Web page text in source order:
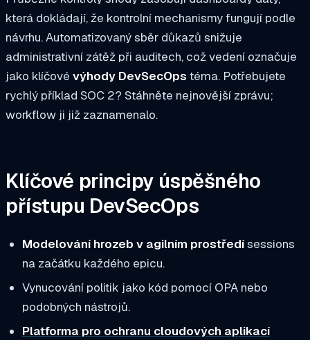
která dokládají, že kontrolní mechanismy fungují podle
návrhu. Automatizovaný sběr důkazů snižuje
administrativní zátěž při auditech, což vedení označuje
jako klíčové výhody DevSecOps téma. Potřebujete
rychlý příklad SOC 2? Stáhněte nejnovější zprávu;
workflow ji již zaznamenalo.
Klíčové principy úspěšného
přístupu DevSecOps
Modelování hrozeb v agilním prostředísessions
na začátku každého epicu.
Vynucování politik jako kód pomocí OPA nebo
podobných nástrojů.
Platforma pro ochranu cloudových aplikací